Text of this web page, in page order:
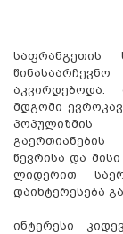
საფრანგეთის
აკვირდებოდა.
მდგომი
წევრისა და
ლიდერით
დაინტერესება
ინტერესი